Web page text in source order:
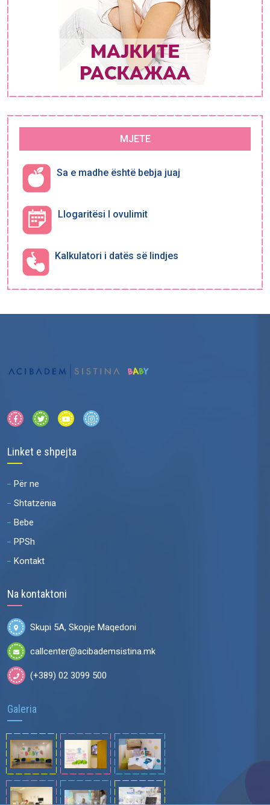
MJETE
Sa e madhe është bebja juaj
Llogaritësi I ovulimit
Kalkulatori i datës së lindjes
Linket e shpejta
Për ne
Shtatzënia
Bebe
PPSh
Kontakt
Na kontaktoni
Skupi 5A, Skopje Maqedoni
callcenter@acibademsistina.mk
(+389) 02 3099 500
Galeria